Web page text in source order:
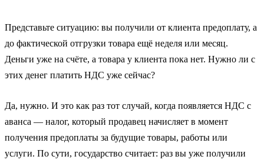
Представьте ситуацию: вы получили от клиента предоплату, а
до фактической отгрузки товара ещё неделя или месяц.
Деньги уже на счёте, а товара у клиента пока нет. Нужно ли с
этих денег платить НДС уже сейчас?
Да, нужно. И это как раз тот случай, когда появляется НДС с
аванса — налог, который продавец начисляет в момент
получения предоплаты за будущие товары, работы или
услуги. По сути, государство считает: раз вы уже получили